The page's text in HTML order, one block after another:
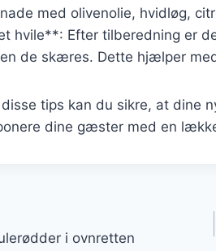
med olivenolie, hvidløg,
hvile**: Efter tilberedning er
de skæres. Dette hjælper
tips kan du sikre, at dine
dine gæster med en
i ovnretten